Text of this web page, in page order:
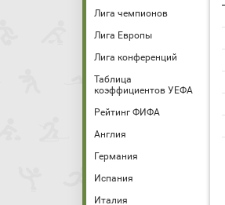
Лига чемпионов
Лига Европы
Лига конференций
Таблица
коэффициентов УЕФА
Рейтинг ФИФА
Англия
Германия
Испания
Италия